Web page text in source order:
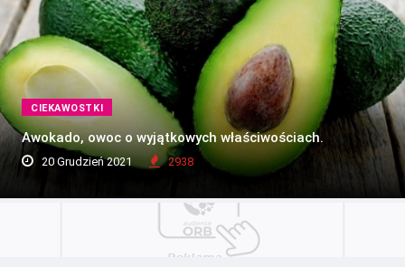
CIEKAWOSTKI
Awokado, owoc o wyjątkowych właściwościach.
20 Grudzień 2021 2938